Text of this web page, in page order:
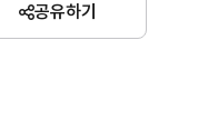
공유하기